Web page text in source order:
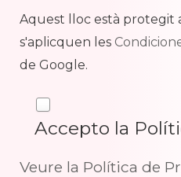
Aquest lloc està protegit
s'aplicquen les
de Google.
Accepto la
Veure la Política de